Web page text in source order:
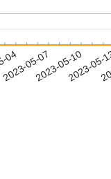
04
2023-05-072023-05-10
2023-